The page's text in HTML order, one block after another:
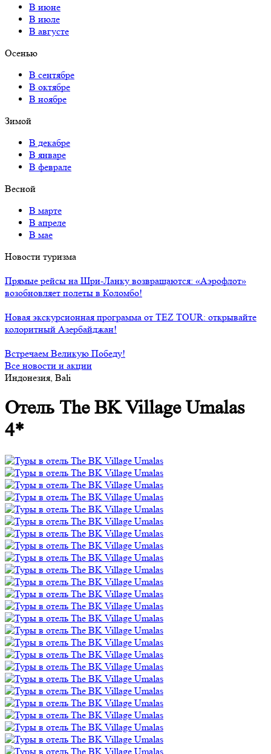
В июне
В июле
В августе
Осенью
В сентябре
В октябре
В ноябре
Зимой
В декабре
В январе
В феврале
Весной
В марте
В апреле
В мае
Новости туризма
Прямые рейсы на Шри-Ланку возвращаются: «Аэрофлот»
возобновляет полеты в Коломбо!
Новая экскурсионная программа от TEZ TOUR: открывайте
колоритный Азербайджан!
Встречаем Великую Победу!
Все новости и акции
Индонезия, Bali
Отель The BK Village Umalas
4*